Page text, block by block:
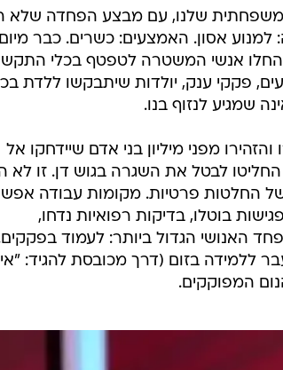
שלנו, עם מבצע הפחדה שלא
אסון. האמצעים: כשרים. כבר
החלו אנשי המשטרה לטפטף בכלי
פקקי ענק, יולדות שיתבקשו ללדת
שמגיע לנזוף בנו.
מפני מיליון בני אדם שיידחקו אל
לבטל את השגרה בגוש דן. זו לא
פרטיות. מקומות עבודה
בוטלו, בדיקות רפואיות נדחו,
האנושי הגדול ביותר: לעמוד
ללמידה בזום (דרך מכובסת להגיד:
המפוקקים.